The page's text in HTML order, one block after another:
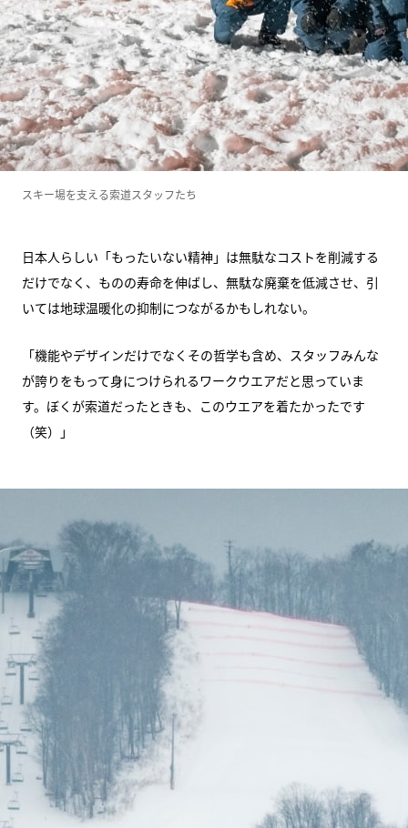
スキー場を支える索道スタッフたち
日本人らしい「もったいない精神」は無駄なコストを削減する
だけでなく、ものの寿命を伸ばし、無駄な廃棄を低減させ、引
いては地球温暖化の抑制につながるかもしれない。
「機能やデザインだけでなくその哲学も含め、スタッフみんな
が誇りをもって身につけられるワークウエアだと思っていま
す。ぼくが索道だったときも、このウエアを着たかったです
（笑）」